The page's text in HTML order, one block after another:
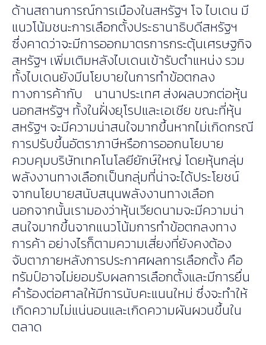
ด้านสถานการณ์การเมืองในสหรัฐฯ โจ ไบเดน มี
แนวโน้มชนะการเลือกตั้งประธานาธิบดีสหรัฐฯ
ซึ่งคาดว่าจะมีการออกมาตรการกระตุ้นเศรษฐกิจ
สหรัฐฯ เพิ่มเติมหลังไบเดนเข้ารับตำแหน่ง รวม
ทั้งไบเดนยังมีนโยบายในการทำข้อตกลง
ทางการค้ากับ นานาประเทศ ส่งผลบวกต่อหุ้น
นอกสหรัฐฯ ทั้งในฝั่งยุโรปและเอเชีย ขณะที่หุ้น
สหรัฐฯ จะมีความน่าสนใจมากขึ้นหากไม่เกิดกรณี
การปรับขึ้นอัตราภาษีหรือการออกนโยบาย
ควบคุมบริษัทเทคโนโลยียักษ์ใหญ่ โดยหุ้นกลุ่ม
พลังงานทางเลือกเป็นกลุ่มที่น่าจะได้ประโยชน์
จากนโยบายสนับสนุนพลังงานทางเลือก
นอกจากนั้นเรามองว่าหุ้นเวียดนามจะมีความน่า
สนใจมากขึ้นจากแนวโน้มการทำข้อตกลงทาง
การค้า อย่างไรก็ตามความเสี่ยงที่ยังคงต้อง
จับตาภายหลังการประกาศผลการเลือกตั้ง คือ
ทรัมป์อาจไม่ยอมรับผลการเลือกตั้งและมีการยื่น
คำร้องต่อศาลให้มีการนับคะแนนใหม่ ซึ่งจะทำให้
เกิดความไม่แน่นอนและเกิดความผันผวนขึ้นใน
ตลาด